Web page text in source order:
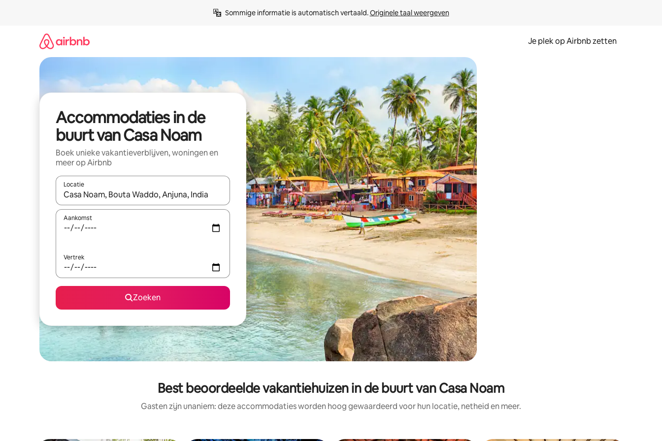
Sommige informatie is automatisch vertaald. Originele taal weergeven
Je plek op Airbnb zetten
Accommodaties in de
buurt van Casa Noam
Boek unieke vakantieverblijven, woningen en
meer op Airbnb
Locatie
Wanneer er resultaten beschikbaar zijn, maak je een keuze met je de pijltjestoetsen omhoog en omlaag, óf door te tikken of swipen.
Aankomst
Vertrek
Zoeken
Best beoordeelde vakantiehuizen in de buurt van Casa Noam
Gasten zijn unaniem: deze accommodaties worden hoog gewaardeerd voor hun locatie, netheid en meer.